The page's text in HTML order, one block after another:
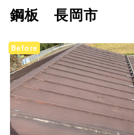
鋼板 長岡市